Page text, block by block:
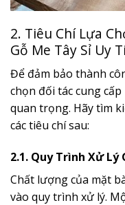
2. Tiêu Chí Lựa
Gỗ Me Tây Sỉ Uy
Để đảm bảo thành
chọn đối tác cung
quan trọng. Hãy tìm
các tiêu chí sau:
2.1. Quy Trình Xử Lý
Chất lượng của mặt
vào quy trình xử lý.